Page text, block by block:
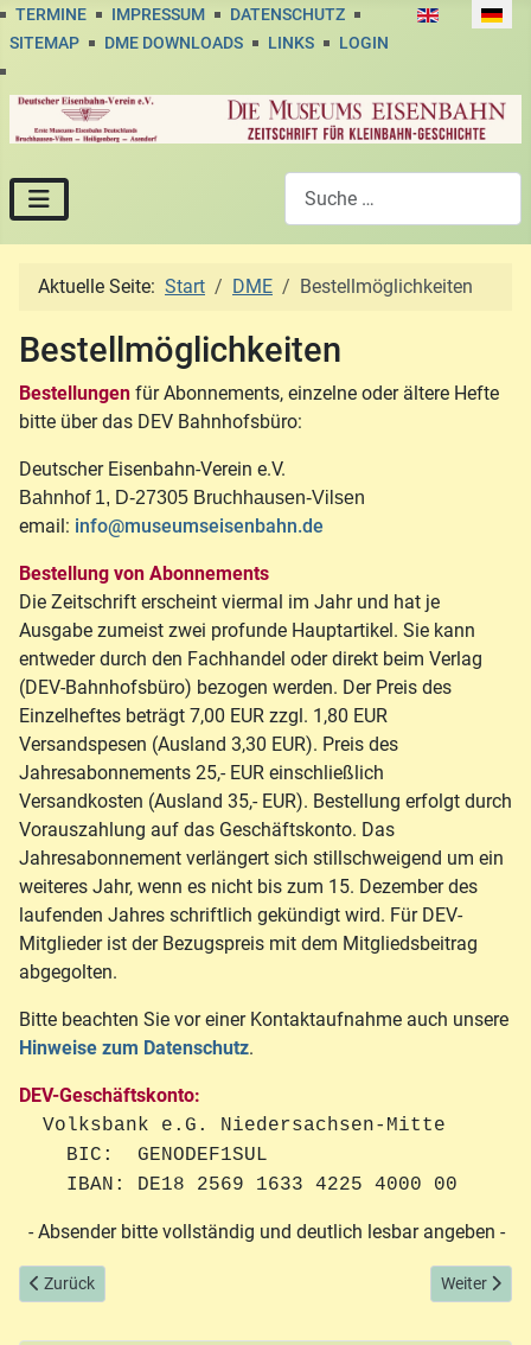
TERMINE IMPRESSUM
DATENSCHUTZ
SITEMAP
DME DOWNLOADS LINKS LOGIN
Sprache
Aktuelle Seite: Start DME Bestellmöglichkeiten
Bestellmöglichkeiten
Bestellungen für Abonnements, einzelne oder ältere Hefte
bitte über das DEV Bahnhofsbüro:
Deutscher Eisenbahn-Verein e.V.
Bahnhof 1, D-27305 Bruchhausen-Vilsen
email: info@museumseisenbahn.de
Bestellung von Abonnements
Die Zeitschrift erscheint viermal im Jahr und hat je
Ausgabe zumeist zwei profunde Hauptartikel. Sie kann
entweder durch den Fachhandel oder direkt beim Verlag
(DEV-Bahnhofsbüro) bezogen werden. Der Preis des
Einzelheftes beträgt 7,00 EUR zzgl. 1,80 EUR
Versandspesen (Ausland 3,30 EUR). Preis des
Jahresabonnements 25,- EUR einschließlich
Versandkosten (Ausland 35,- EUR). Bestellung erfolgt durch
Vorauszahlung auf das Geschäftskonto. Das
Jahresabonnement verlängert sich stillschweigend um ein
weiteres Jahr, wenn es nicht bis zum 15. Dezember des
laufenden Jahres schriftlich gekündigt wird. Für DEV-
Mitglieder ist der Bezugspreis mit dem Mitgliedsbeitrag
abgegolten.
Bitte beachten Sie vor einer Kontaktaufnahme auch unsere
Hinweise zum Datenschutz.
DEV-Geschäftskonto:
Volksbank e.G. Niedersachsen-Mitte
BIC: GENODEF1SUL
IBAN: DE18 2569 1633 4225 4000 00
- Absender bitte vollständig und deutlich lesbar angeben -
Vorheriger Beitrag: Redaktion "Die Museums-Eisenbahn"
Zurück Nächster
Weiter